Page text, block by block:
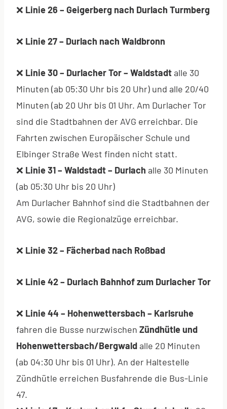
❌ Linie 26 – Geigerberg nach Durlach Turmberg
❌ Linie 27 – Durlach nach Waldbronn
❌ Linie30 – Durlacher Tor – Waldstadt alle 30
Minuten (ab 05:30 Uhr bis 20 Uhr) und alle 20/40
Minuten (ab 20 Uhr bis 01 Uhr. Am Durlacher Tor
sind die Stadtbahnen der AVG erreichbar. Die
Fahrten zwischen Europäischer Schule und
Elbinger Straße West finden nicht statt.
❌ Linie 31 – Waldstadt – Durlach alle 30 Minuten
(ab 05:30 Uhr bis 20 Uhr)
Am Durlacher Bahnhof sind die Stadtbahnen der
AVG, sowie die Regionalzüge erreichbar.
❌ Linie 32 – Fächerbad nach Roßbad
❌ Linie 42 – Durlach Bahnhof zum Durlacher Tor
❌ Linie 44 – Hohenwettersbach – Karlsruhe
fahren die Busse nurzwischen Zündhütle und
Hohenwettersbach/Bergwald alle 20 Minuten
(ab 04:30 Uhr bis 01 Uhr). An der Haltestelle
Zündhütle erreichen Busfahrende die Bus-Linie
47.